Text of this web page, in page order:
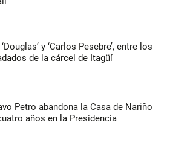
y ‘Carlos Pesebre’, entre los
de la cárcel de Itagüí
Petro abandona la Casa de Nariño
años en la Presidencia